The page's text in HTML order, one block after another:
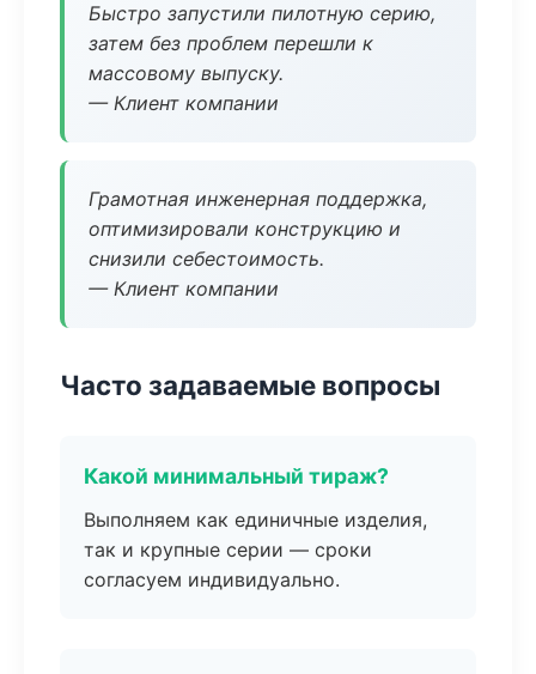
Быстро запустили пилотную серию,
затем без проблем перешли к
массовому выпуску.
— Клиент компании
Грамотная инженерная поддержка,
оптимизировали конструкцию и
снизили себестоимость.
— Клиент компании
Часто задаваемые вопросы
Какой минимальный тираж?
Выполняем как единичные изделия,
так и крупные серии — сроки
согласуем индивидуально.